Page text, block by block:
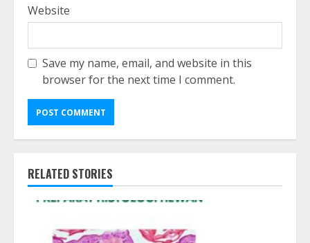
Website
Save my name, email, and website in this
browser for the next time I comment.
RELATED STORIES